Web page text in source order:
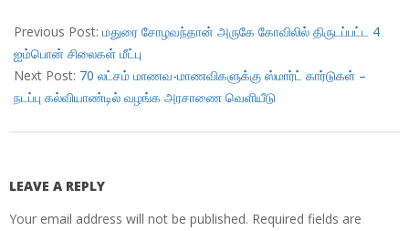
10-
16
Previous Post: மதுரை சோழவந்தான் அருகே கோவிலில் திருடப்பட்ட 4
ஐம்பொன் சிலைகள் மீட்பு
Next Post: 70 லட்சம் மாணவ-மாணவிகளுக்கு ஸ்மார்ட் கார்டுகள் –
நடப்பு கல்வியாண்டில் வழங்க அரசாணை வெளியீடு
LEAVE A REPLY
Your email address will not be published. Required fields are